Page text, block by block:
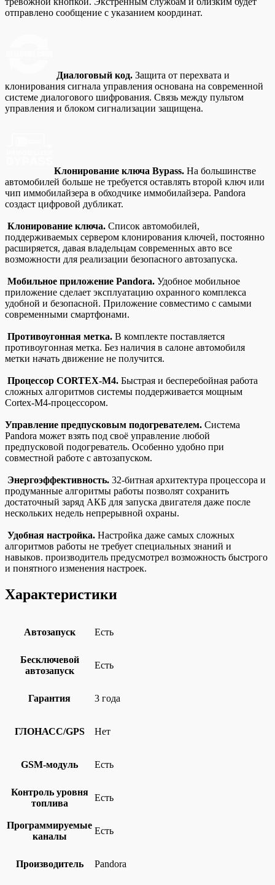
отправлено сообщение с указанием координат.
Диалоговый код. Защита от перехвата и
клонирования сигнала управления основана на современной
системе диалогового шифрования. Связь между пультом
управления и блоком сигнализации защищена.
Клонирование ключа Bypass. На большинстве
автомобилей больше не требуется оставлять второй ключ или
чип иммобилайзера в обходчике иммобилайзера. Pandora
создаст цифровой дубликат.
Клонирование ключа. Список автомобилей,
поддерживаемых сервером клонирования ключей, постоянно
расширяется, давая владельцам современных авто все
возможности для реализации безопасного автозапуска.
Мобильное приложение Pandora. Удобное мобильное
приложение сделает эксплуатацию охранного комплекса
удобной и безопасной. Приложение совместимо с самыми
современными смартфонами.
Противоугонная метка. В комплекте поставляется
противоугонная метка. Без наличия в салоне автомобиля
метки начать движение не получится.
Процессор CORTEX-M4. Быстрая и бесперебойная работа
сложных алгоритмов системы поддерживается мощным
Cortex-M4-процессором.
Управление предпусковым подогревателем. Система
Pandora может взять под своё управление любой
предпусковой подогреватель. Особенно удобно при
совместной работе с автозапуском.
Энергоэффективность. 32-битная архитектура процессора и
продуманные алгоритмы работы позволят сохранить
достаточный заряд АКБ для запуска двигателя даже после
нескольких недель непрерывной охраны.
Удобная настройка. Настройка даже самых сложных
алгоритмов работы не требует специальных знаний и
навыков. производитель предусмотрел возможность быстрого
и понятного изменения настроек.
Характеристики
Автозапуск Есть
Бесключевой
автозапуск
Есть
Гарантия 3 года
ГЛОНАСС/GPS Нет
GSM-модуль Есть
Контроль уровня
топлива
Есть
Программируемые
каналы
Есть
Производитель Pandora